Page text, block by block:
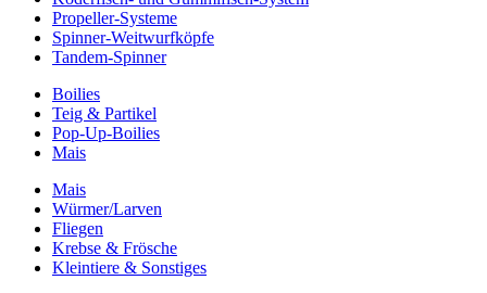
Propeller-Systeme
Spinner-Weitwurfköpfe
Tandem-Spinner
Boilies
Teig & Partikel
Pop-Up-Boilies
Mais
Mais
Würmer/Larven
Fliegen
Krebse & Frösche
Kleintiere & Sonstiges